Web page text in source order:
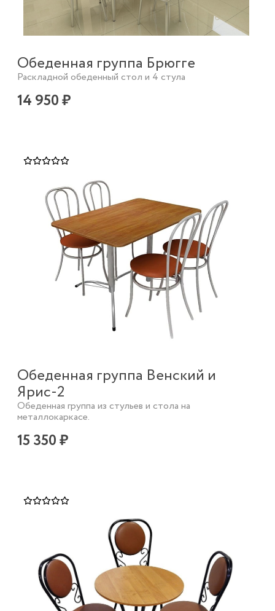
Обеденная группа Брюгге
Раскладной обеденный стол и 4 стула
14 950 ₽
Обеденная группа Венский и
Ярис-2
Обеденная группа из стульев и стола на
металлокаркасе.
15 350 ₽